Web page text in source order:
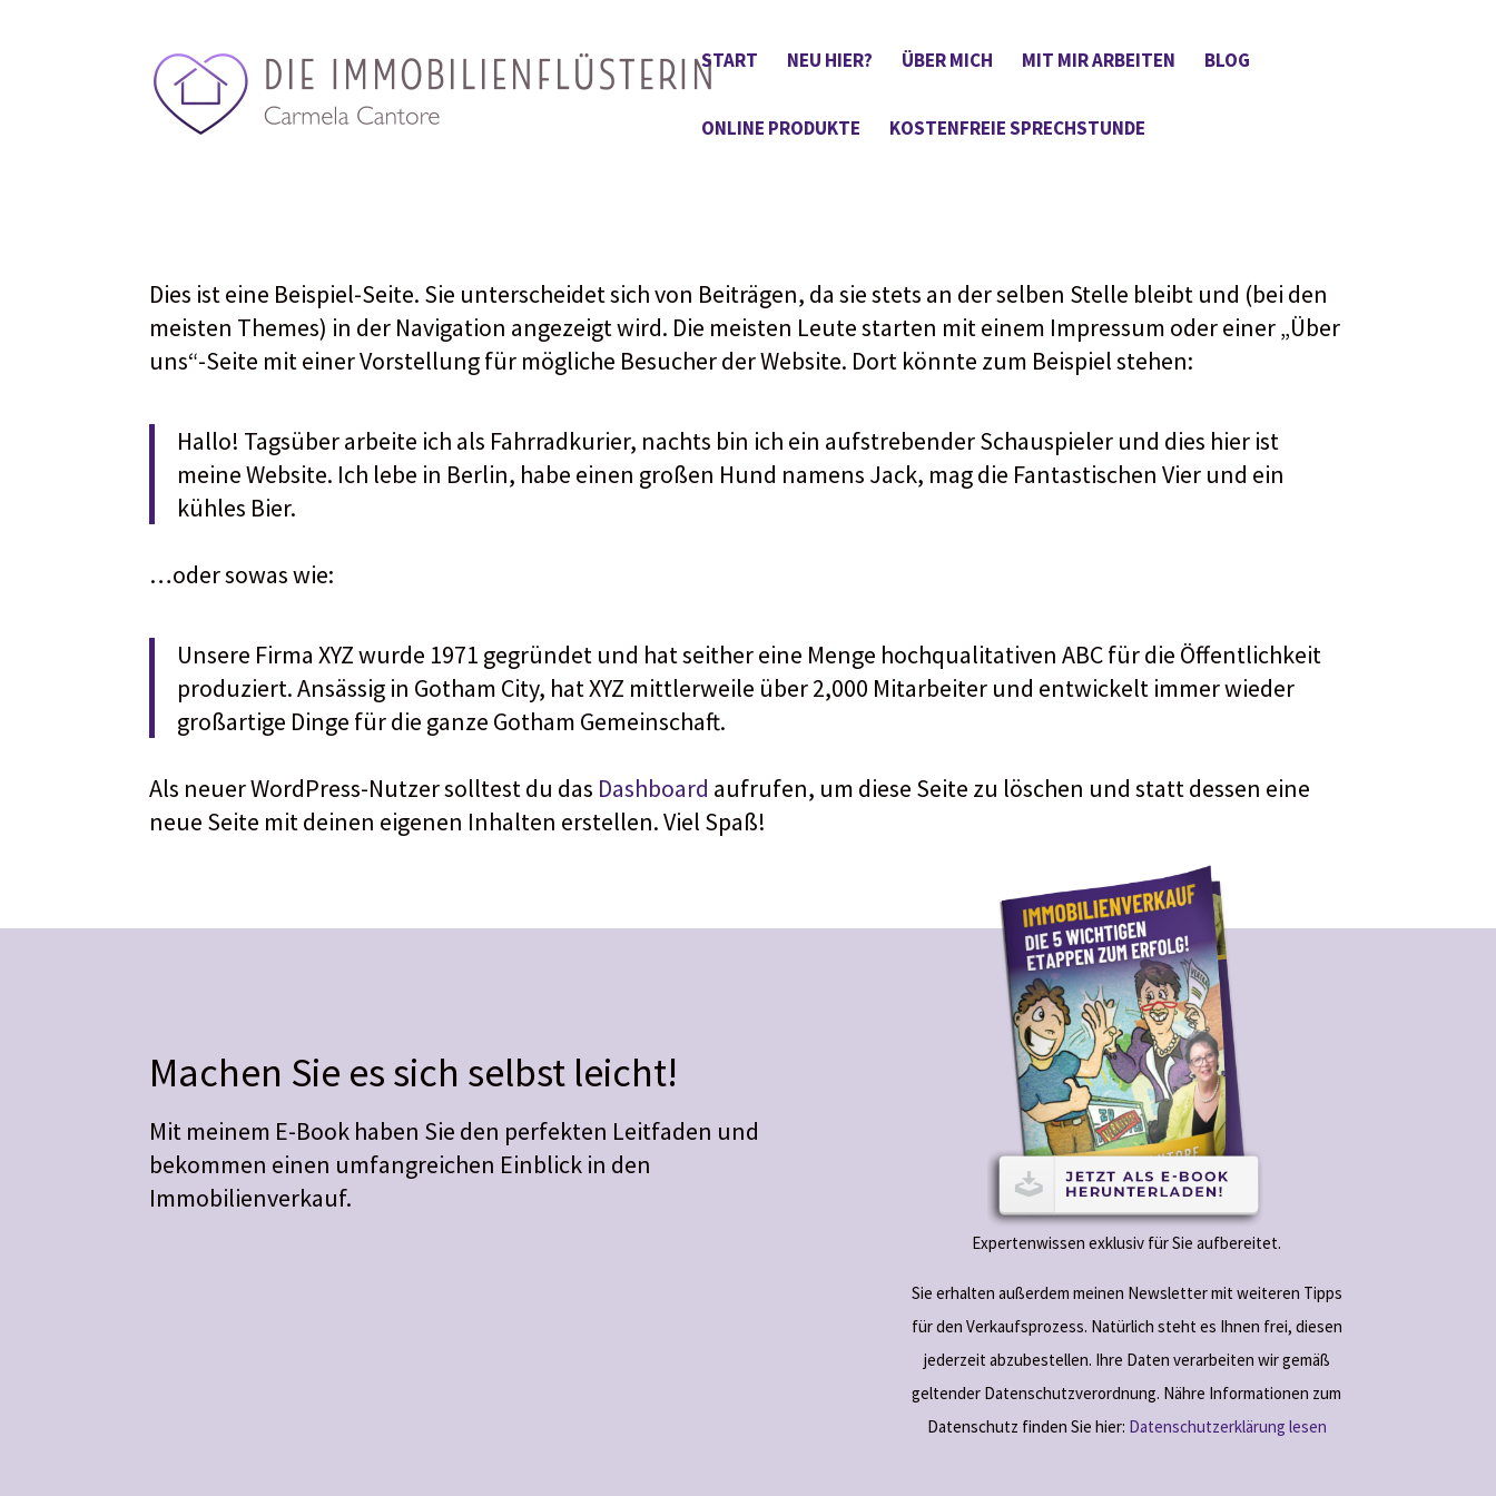
START NEU HIER? ÜBER MICH MIT MIR ARBEITEN BLOG
ONLINE PRODUKTE KOSTENFREIE SPRECHSTUNDE
Dies ist eine Beispiel-Seite. Sie unterscheidet sich von Beiträgen, da sie stets an der selben Stelle bleibt und (bei den
meisten Themes) in der Navigation angezeigt wird. Die meisten Leute starten mit einem Impressum oder einer „Über
uns“-Seite mit einer Vorstellung für mögliche Besucher der Website. Dort könnte zum Beispiel stehen:
Hallo! Tagsüber arbeite ich als Fahrradkurier, nachts bin ich ein aufstrebender Schauspieler und dies hier ist
meine Website. Ich lebe in Berlin, habe einen großen Hund namens Jack, mag die Fantastischen Vier und ein
kühles Bier.
…oder sowas wie:
Unsere Firma XYZ wurde 1971 gegründet und hat seither eine Menge hochqualitativen ABC für die Öffentlichkeit
produziert. Ansässig in Gotham City, hat XYZ mittlerweile über 2,000 Mitarbeiter und entwickelt immer wieder
großartige Dinge für die ganze Gotham Gemeinschaft.
Als neuer WordPress-Nutzer solltest du das Dashboard aufrufen, um diese Seite zu löschen und statt dessen eine
neue Seite mit deinen eigenen Inhalten erstellen. Viel Spaß!
Machen Sie es sich selbst leicht!
Mit meinem E-Book haben Sie den perfekten Leitfaden und
bekommen einen umfangreichen Einblick in den
Immobilienverkauf.
Expertenwissen exklusiv für Sie aufbereitet.
Sie erhalten außerdem meinen Newsletter mit weiteren Tipps
für den Verkaufsprozess. Natürlich steht es Ihnen frei, diesen
jederzeit abzubestellen. Ihre Daten verarbeiten wir gemäß
geltender Datenschutzverordnung. Nähre Informationen zum
Datenschutz finden Sie hier: Datenschutzerklärung lesen